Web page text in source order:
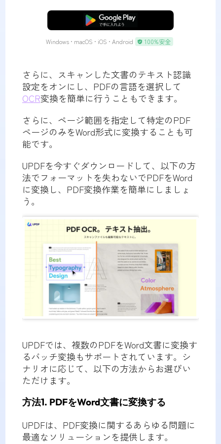
無料ダウンロード
Windows • macOS • iOS • Android 100%安全
さらに、スキャンした文書のテキスト認識
設定をオンにし、PDFの言語を選択して
OCR変換を簡単に行うこともできます。
さらに、ページ範囲を指定して特定のPDF
ページのみをWord形式に変換することも可
能です。
UPDFを今すぐダウンロードして、以下の方
法でフォーマットを失わないでPDFをWord
に変換し、PDF変換作業を簡単にしましょ
う。
UPDFでは、複数のPDFをWord文書に変換す
るバッチ変換もサポートされています。シ
ナリオに応じて、以下の方法からお選びい
ただけます。
方法1. PDFをWord文書に変換する
UPDFは、PDF変換に関するあらゆる問題に
最適なソリューションを提供します。